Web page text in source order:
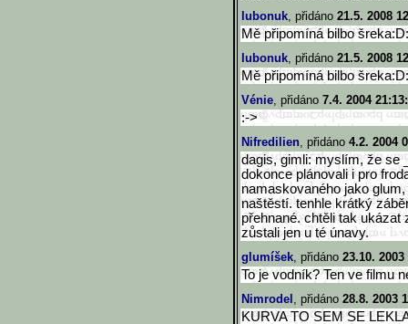
lubonuk, přidáno 21.5. 2008
Mě připomíná bilbo
lubonuk, přidáno 21.5. 2008
Mě připomíná bilbo
Vénie, přidáno 7.4. 2004
:->
Nifredilien, přidáno 4.2. 2004
dagis, gimli: myslím, že se
dokonce plánovali i pro
namaskovaného jako
naštěstí. tenhle krátký
přehnané. chtěli tak ukázat
zůstali jen u té únavy.
glumíšek, přidáno 23.10. 2003
To je vodník? Ten ve filmu
Nimrodel , přidáno 28.8. 2003
KURVA TO SEM SE